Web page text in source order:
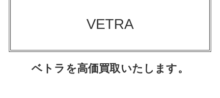
VETRA
ベトラを高価買取いたします。